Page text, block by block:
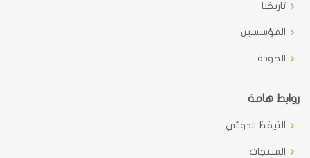
تاريخنا
المؤسسين
الجودة
روابط هامة
التيقظ الدوائي
المنتجات